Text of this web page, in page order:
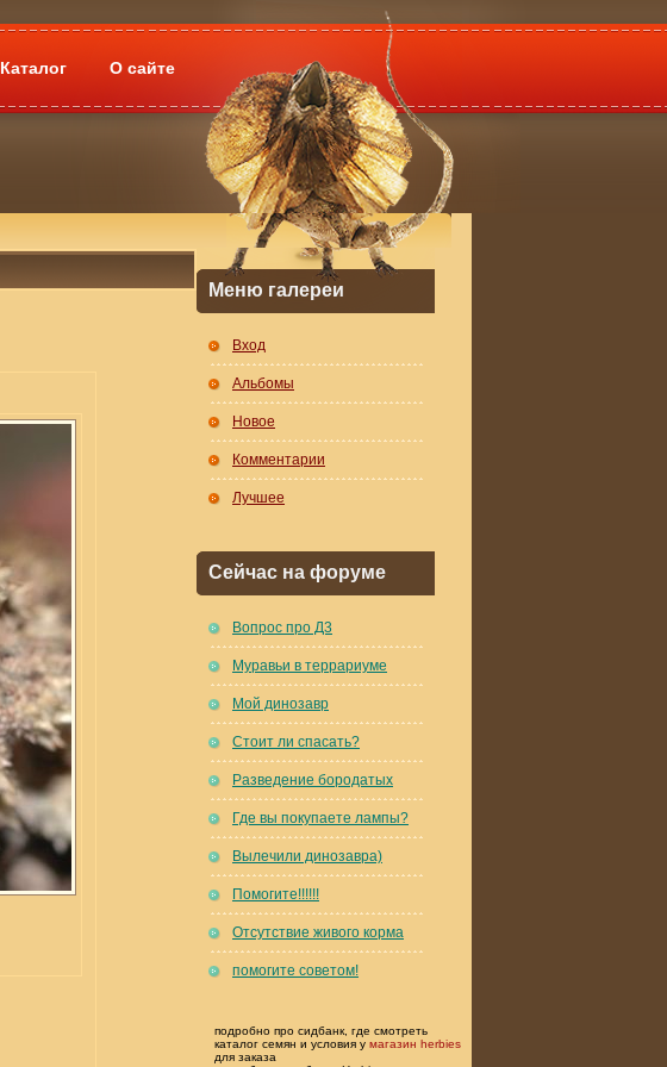
Каталог О сайте
Меню галереи
Вход
Альбомы
Новое
Комментарии
Лучшее
Сейчас на форуме
Вопрос про Д3
Муравьи в террариуме
Мой динозавр
Стоит ли спасать?
Разведение бородатых
Где вы покупаете лампы?
Вылечили динозавра)
Помогите!!!!!!
Отсутствие живого корма
помогите советом!
подробно про сидбанк, где смотреть
каталог семян и условия у магазин herbies
для заказа